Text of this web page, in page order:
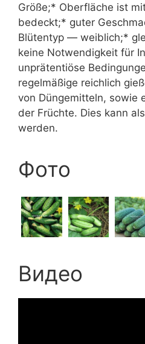
Größe;* Oberfläche ist
bedeckt;* guter
Blütentyp — weiblich;*
keine Notwendigkeit für
unprätentiöse
regelmäßige reichlich
von Düngemitteln, sowie
der Früchte. Dies kann
werden.
Фото
Видео